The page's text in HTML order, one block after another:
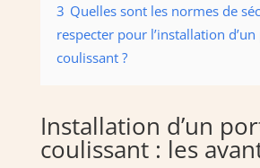
3 Quelles sont les normes de
respecter pour l’installation
coulissant ?
Installation d’un
coulissant : les